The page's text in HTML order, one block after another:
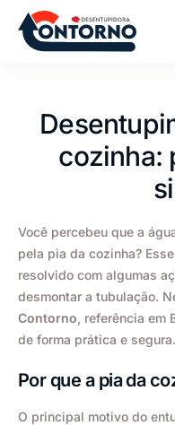
Serviços
Contato
cozinha:
Você percebeu que a
pela pia da cozinha?
resolvido com algumas
desmontar a tubulação.
Contorno, referência em
de forma prática e segura.
Por que a pia da
O principal motivo do